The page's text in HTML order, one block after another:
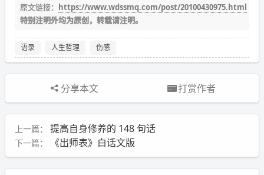
原文链接： https://www.wdssmq.com/post/20100430975.html
特别注明外均为原创，转载请注明。
语录 人生哲理 伤感
分享本文 打赏作者
上一篇： 提高自身修养的 148 句话
下一篇： 《出师表》白话文版